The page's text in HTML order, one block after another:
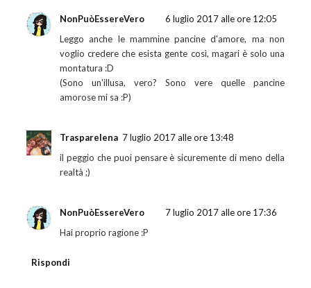
NonPuòEssereVero
6 luglio 2017 alle ore 12:05
Leggo anche le mammine pancine d'amore, ma non
voglio credere che esista gente così, magari è solo una
montatura :D
(Sono un'illusa, vero? Sono vere quelle pancine
amorose mi sa :P)
Trasparelena 7 luglio 2017 alle ore 13:48
il peggio che puoi pensare è sicuremente di meno della
realtà ;)
NonPuòEssereVero
7 luglio 2017 alle ore 17:36
Hai proprio ragione :P
Rispondi